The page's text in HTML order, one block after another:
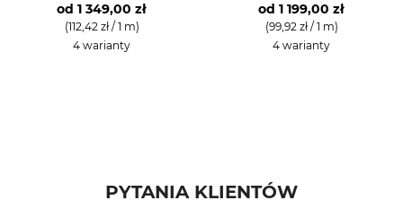
od 1 349,00 zł
(112,42 zł / 1 m)
4 warianty
od 1 199,00 zł
(99,92 zł / 1 m)
4 warianty
PYTANIA KLIENTÓW